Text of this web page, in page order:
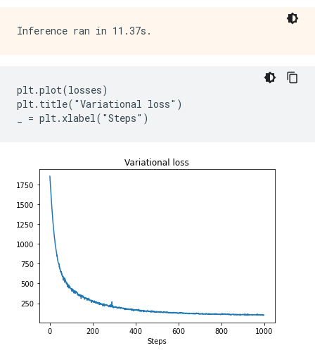
plt.plot(losses)
plt.title("Variational loss")